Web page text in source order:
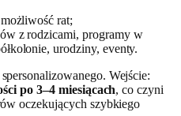
rat;
z rodzicami, programy w
urodziny, eventy.
Wejście:
po 3–4 miesiącach, co czyni
oczekujących szybkiego